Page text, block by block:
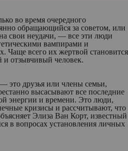
во время очередного
обращающийся за советом, или
свои неудачи, — все эти люди
вампирами и
Чаще всего их жертвой становится
и отзывчивый человек.
друзья или члены семьи,
высасывают все последние
энергии и времени. Это люди,
кризисы и рассчитывают, что
Элиза Ван Корт, известный
в вопросах установления личных